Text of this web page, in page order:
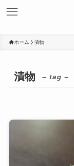
ホーム 漬物
漬物 – tag –